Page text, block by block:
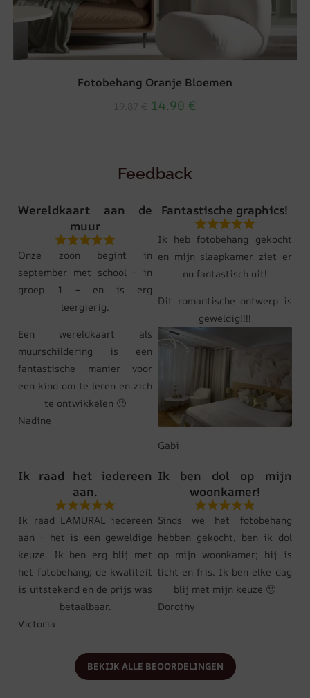
Fotobehang Oranje Bloemen
14.90 €
Feedback
Wereldkaart aan de
muur
Onze zoon begint in
september met school – in
groep 1 – en is erg
leergierig.
Een wereldkaart als
muurschildering is een
fantastische manier voor
een kind om te leren en zich
te ontwikkelen 🙂
Nadine
Fantastische graphics!
Ik heb fotobehang gekocht
en mijn slaapkamer ziet er
nu fantastisch uit!
Dit romantische ontwerp is
geweldig!!!!
Gabi
Ik raad het iedereen
aan.
Ik raad LAMURAL iedereen
aan – het is een geweldige
keuze. Ik ben erg blij met
het fotobehang; de kwaliteit
is uitstekend en de prijs was
betaalbaar.
Victoria
Ik ben dol op mijn
woonkamer!
Sinds we het fotobehang
hebben gekocht, ben ik dol
op mijn woonkamer; hij is
licht en fris. Ik ben elke dag
blij met mijn keuze 🙂
Dorothy
BEKIJK ALLE BEOORDELINGEN